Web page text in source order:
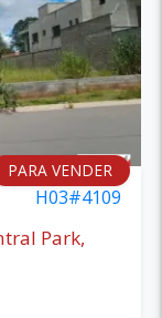
PARA VENDER
H03#4109
Park,